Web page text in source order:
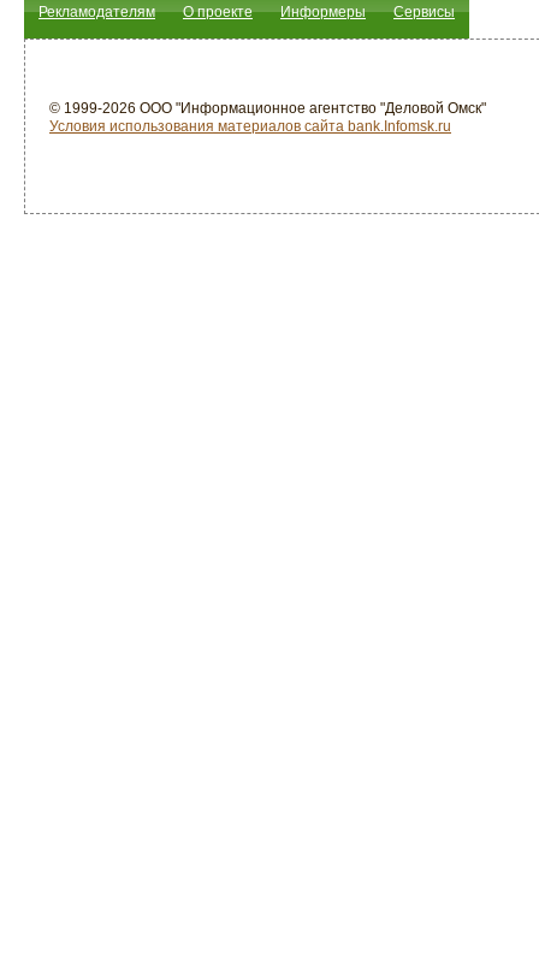
Рекламодателям О проекте Информеры Сервисы
© 1999-2026 ООО "Информационное агентство "Деловой Омск"
Условия использования материалов сайта bank.Infomsk.ru